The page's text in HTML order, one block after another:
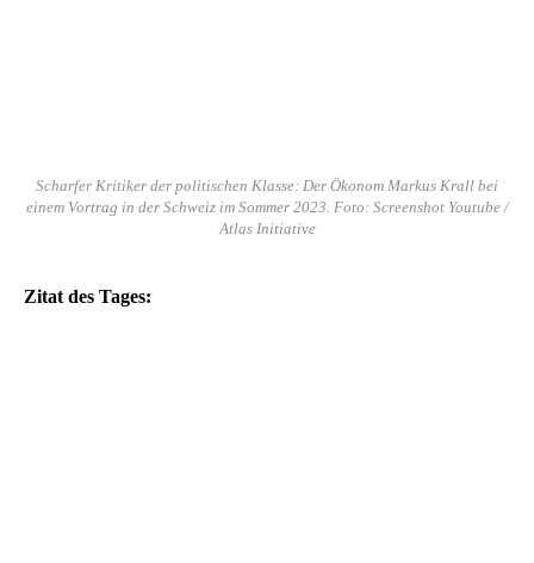
Scharfer Kritiker der politischen Klasse: Der Ökonom Markus Krall bei
einem Vortrag in der Schweiz im Sommer 2023. Foto: Screenshot Youtube /
Atlas Initiative
Zitat des Tages: